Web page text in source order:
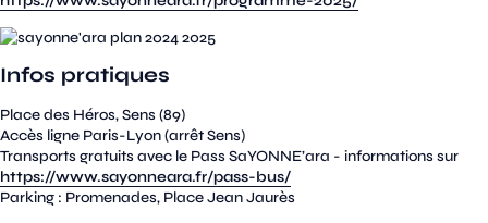
Infos pratiques
Place des Héros, Sens (89)
Accès ligne Paris-Lyon (arrêt Sens)
Transports gratuits avec le Pass SaYONNE’ara - informations sur
https://www.sayonneara.fr/pass-bus/
Parking : Promenades, Place Jean Jaurès